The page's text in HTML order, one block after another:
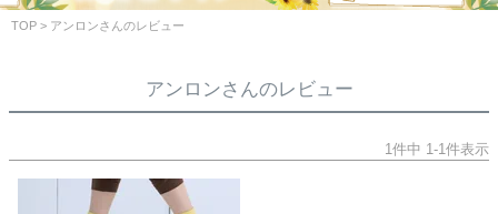
TOP アンロンさんのレビュー
アンロンさんのレビュー
1 件中 1 -1 件表示